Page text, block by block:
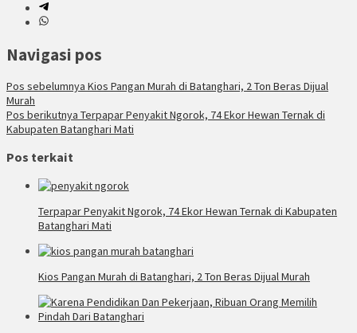
Navigasi pos
Pos sebelumnya Kios Pangan Murah di Batanghari, 2 Ton Beras Dijual
Murah
Pos berikutnya Terpapar Penyakit Ngorok, 74 Ekor Hewan Ternak di
Kabupaten Batanghari Mati
Pos terkait
Terpapar Penyakit Ngorok, 74 Ekor Hewan Ternak di Kabupaten
Batanghari Mati
Kios Pangan Murah di Batanghari, 2 Ton Beras Dijual Murah